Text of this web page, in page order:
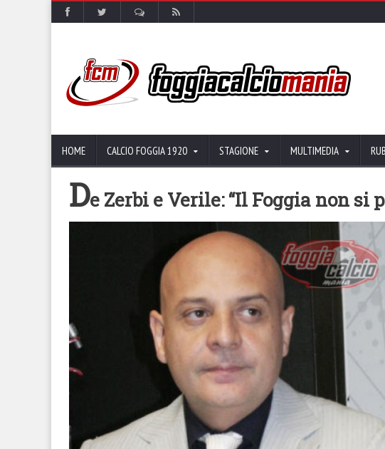
HOME CALCIO FOGGIA 1920 STAGIONE MULTIMEDIA
De Zerbi e Verile: “Il Foggia non si